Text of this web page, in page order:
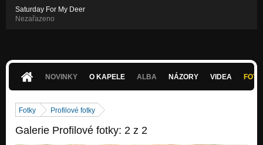
Saturday For My Deer
Nezařazeno
NOVINKY O KAPELE ALBA NÁZORY VIDEA
Fotky Profilové fotky
Galerie Profilové fotky: 2 z 2